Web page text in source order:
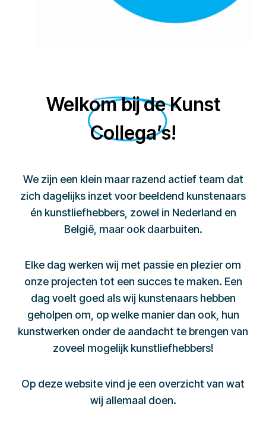
Welkom bij de Kunst
Collega’s!
We zijn een klein maar razend actief team dat
zich dagelijks inzet voor beeldend kunstenaars
én kunstliefhebbers, zowel in Nederland en
België, maar ook daarbuiten.
Elke dag werken wij met passie en plezier om
onze projecten tot een succes te maken. Een
dag voelt goed als wij kunstenaars hebben
geholpen om, op welke manier dan ook, hun
kunstwerken onder de aandacht te brengen van
zoveel mogelijk kunstliefhebbers!
Op deze website vind je een overzicht van wat
wij allemaal doen.